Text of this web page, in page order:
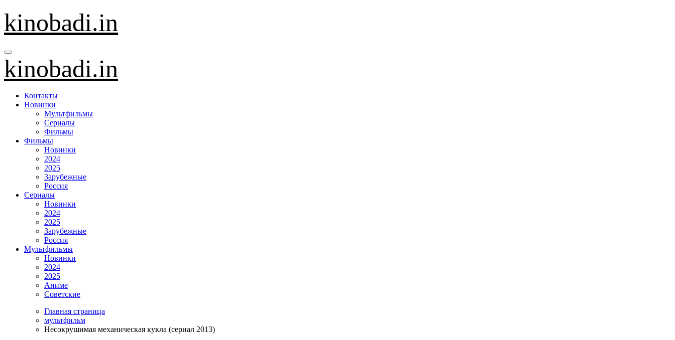
Перейти
содержанию
kinobadi.in
kinobadi.in
Контакты
Новинки
Мультфильмы
Сериалы
Фильмы
Фильмы
Новинки
2024
2025
Зарубежные
Россия
Сериалы
Новинки
2024
2025
Зарубежные
Россия
Мультфильмы
Новинки
2024
2025
Аниме
Советские
Главная страница
мультфильм
Несокрушимая механическая кукла (сериал 2013)